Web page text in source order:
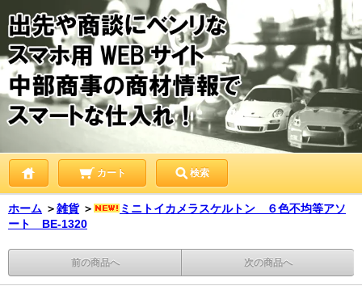
カート 検索
ホーム ＞雑貨 ＞
ミニトイカメラスケルトン ６色不均等アソ
ート BE-1320
前の商品へ 次の商品へ